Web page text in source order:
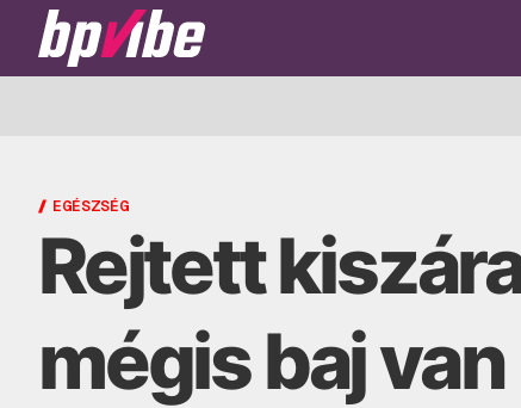
BP
EGÉSZSÉG
Rejtett
mégis baj van